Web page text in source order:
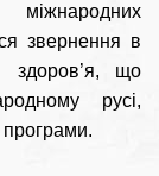
звернення в
здоров’я, що
русі,
програми.